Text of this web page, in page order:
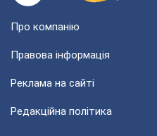
Про компанію
Правова інформація
Реклама на сайті
Редакційна політика